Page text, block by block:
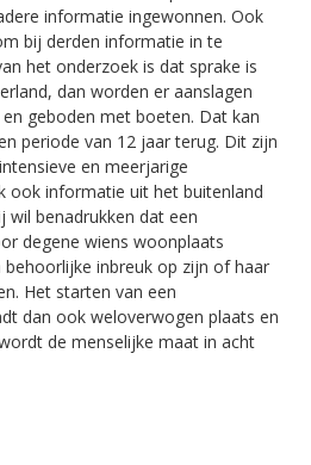
informatie ingewonnen. Ook
bij derden informatie in te
het onderzoek is dat sprake is
dan worden er aanslagen
geboden met boeten. Dat kan
periode van 12 jaar terug. Dit zijn
en meerjarige
ook informatie uit het buitenland
wil benadrukken dat een
degene wiens woonplaats
inbreuk op zijn of haar
Het starten van een
dan ook weloverwogen plaats en
de menselijke maat in acht